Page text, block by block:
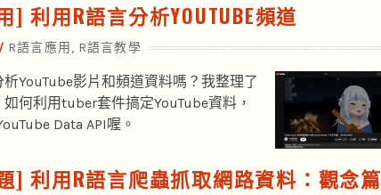
] 利用R語言分析YOUTUBE頻道
R語言應用 , R語言教學
YouTube影片和頻道資料嗎？我整理了
何利用tuber套件搞定YouTube資料，
Data API喔。
] 利用R語言爬蟲抓取網路資料：觀念篇